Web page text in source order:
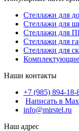
Стеллажи для
Стеллажи для
Стеллажи для
Стеллажи для
Стеллажи для
Комплектующие
Наши контакты
+7 (985) 894-18-
Написать в Max
info@mirstel.ru
Наш адрес